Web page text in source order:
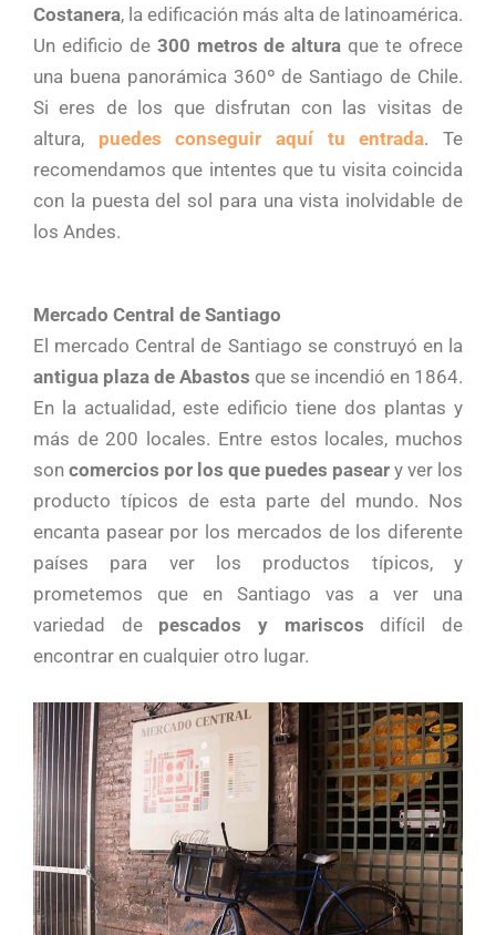
Costanera, la edificación más alta de latinoamérica.
Un edificio de 300 metros de altura que te ofrece
una buena panorámica 360º de Santiago de Chile.
Si eres de los que disfrutan con las visitas de
altura, puedes conseguir aquí tu entrada. Te
recomendamos que intentes que tu visita coincida
con la puesta del sol para una vista inolvidable de
los Andes.
Mercado Central de Santiago
El mercado Central de Santiago se construyó en la
antigua plaza de Abastos que se incendió en 1864.
En la actualidad, este edificio tiene dos plantas y
más de 200 locales. Entre estos locales, muchos
son comercios por los que puedes pasear y ver los
producto típicos de esta parte del mundo. Nos
encanta pasear por los mercados de los diferente
países para ver los productos típicos, y
prometemos que en Santiago vas a ver una
variedad de pescados y mariscos difícil de
encontrar en cualquier otro lugar.